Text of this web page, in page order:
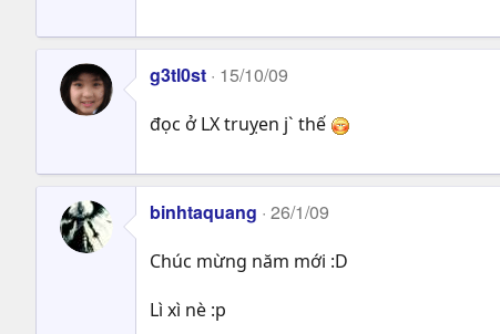
g3tl0st 15/10/09
đọc ở LX truỵen j` thế
binhtaquang 26/1/09
Chúc mừng năm mới :D
Lì xì nè :p